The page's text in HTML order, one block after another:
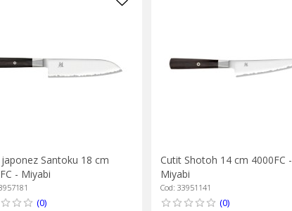
Santoku 18 cm
- Miyabi
(0)
Cutit Shotoh 14 cm 4000FC -
Miyabi
Cod: 33951141
(0)